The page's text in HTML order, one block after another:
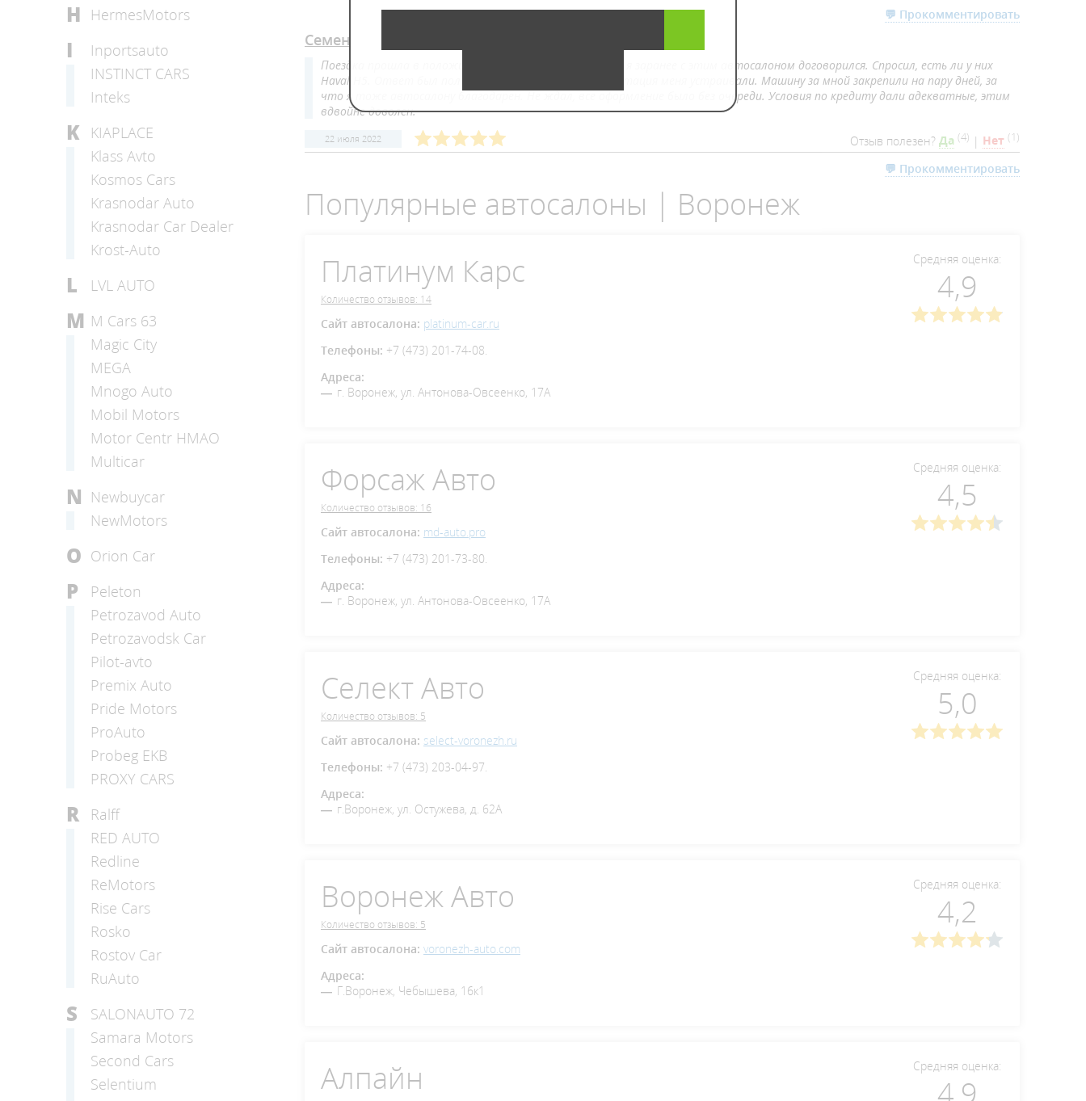
H HermesMotors
I
Inportsauto
INSTINCT CARS
Inteks
K
KIAPLACE
Klass Avto
Kosmos Cars
Krasnodar Auto
Krasnodar Car Dealer
Krost-Auto
L LVL AUTO
M M Cars 63
Magic City
MEGA
Mnogo Auto
Mobil Motors
Motor Centr HMAO
Multicar
N Newbuycar
NewMotors
O Orion Car
P
Peleton
Petrozavod Auto
Petrozavodsk Car
Pilot-avto
Premix Auto
Pride Motors
ProAuto
Probeg EKB
PROXY CARS
R
Ralff
RED AUTO
Redline
ReMotors
Rise Cars
Rosko
Rostov Car
RuAuto
S
SALONAUTO 72
Samara Motors
Second Cars
Selentium
💬 Прокомментировать
Семен
Поездка прошла в положительном ключе, потому что я заранее с этим автосалоном договорился. Спросил, есть ли у них
Haval H5. Ответ был положительный, цвет и комплектация меня устраивали. Машину за мной закрепили на пару дней, за
что я тоже автосалону благодарен. Не ждал, все оформление было без очереди. Условия по кредиту дали адекватные, этим
вдвойне доволен.
22 июля 2022 Отзыв полезен? Да (4) | Нет (1 )
💬 Прокомментировать
Популярные автосалоны | Воронеж
Средняя оценка:
4,9
Платинум Карс
Количество отзывов: 14
Сайт автосалона: platinum-car.ru
Телефоны: +7 (473) 201-74-08.
Адреса:
г. Воронеж, ул. Антонова-Овсеенко, 17А
Средняя оценка:
4,5
Форсаж Авто
Количество отзывов: 16
Сайт автосалона: md-auto.pro
Телефоны: +7 (473) 201-73-80.
Адреса:
г. Воронеж, ул. Антонова-Овсеенко, 17А
Средняя оценка:
5,0
Селект Авто
Количество отзывов: 5
Сайт автосалона: select-voronezh.ru
Телефоны: +7 (473) 203-04-97.
Адреса:
г.Воронеж, ул. Остужева, д. 62А
Средняя оценка:
4,2
Воронеж Авто
Количество отзывов: 5
Сайт автосалона: voronezh-auto.com
Адреса:
Г.Воронеж, Чебышева, 16к1
Средняя оценка:
Алпайн